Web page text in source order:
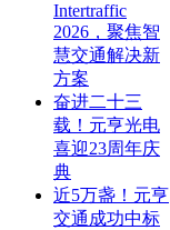
Intertraffic
2026，聚焦智
慧交通解决新
方案
奋进二十三
载！元亨光电
喜迎23周年庆
典
近5万盏！元亨
交通成功中标